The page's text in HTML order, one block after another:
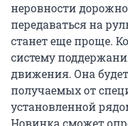
неровности
передаваться на
станет еще проще.
систему
движения. Она
получаемых от
установленной
Новинка сможет